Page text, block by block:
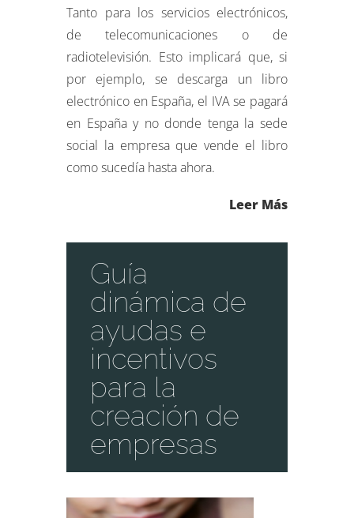
Tanto para los servicios electrónicos,
de telecomunicaciones o de
radiotelevisión. Esto implicará que, si
por ejemplo, se descarga un libro
electrónico en España, el IVA se pagará
en España y no donde tenga la sede
social la empresa que vende el libro
como sucedía hasta ahora.
Leer Más
Guía
dinámica de
ayudas e
incentivos
para la
creación de
empresas